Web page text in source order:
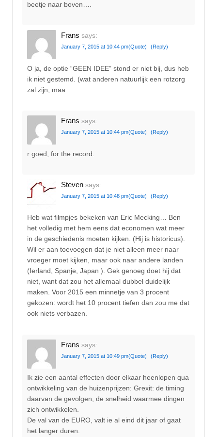
beetje naar boven….
Frans says:
January 7, 2015 at 10:44 pm(Quote) (Reply)
O ja, de optie “GEEN IDEE” stond er niet bij, dus heb
ik niet gestemd. (wat anderen natuurlijk een rotzorg
zal zijn, maa
Frans says:
January 7, 2015 at 10:44 pm(Quote) (Reply)
r goed, for the record.
Steven says:
January 7, 2015 at 10:48 pm(Quote) (Reply)
Heb wat filmpjes bekeken van Eric Mecking… Ben
het volledig met hem eens dat economen wat meer
in de geschiedenis moeten kijken. (Hij is historicus).
Wil er aan toevoegen dat je niet alleen meer naar
vroeger moet kijken, maar ook naar andere landen
(Ierland, Spanje, Japan ). Gek genoeg doet hij dat
niet, want dat zou het allemaal dubbel duidelijk
maken. Voor 2015 een minnetje van 3 procent
gekozen: wordt het 10 procent tiefen dan zou me dat
ook niets verbazen.
Frans says:
January 7, 2015 at 10:49 pm(Quote) (Reply)
Ik zie een aantal effecten door elkaar heenlopen qua
ontwikkeling van de huizenprijzen: Grexit: de timing
daarvan de gevolgen, de snelheid waarmee dingen
zich ontwikkelen.
De val van de EURO, valt ie al eind dit jaar of gaat
het langer duren.